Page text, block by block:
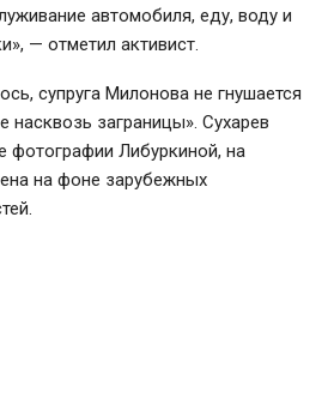
автомобиля, еду, воду и
— отметил активист.
супруга Милонова не гнушается
насквозь заграницы». Сухарев
фотографии Либуркиной, на
на фоне зарубежных